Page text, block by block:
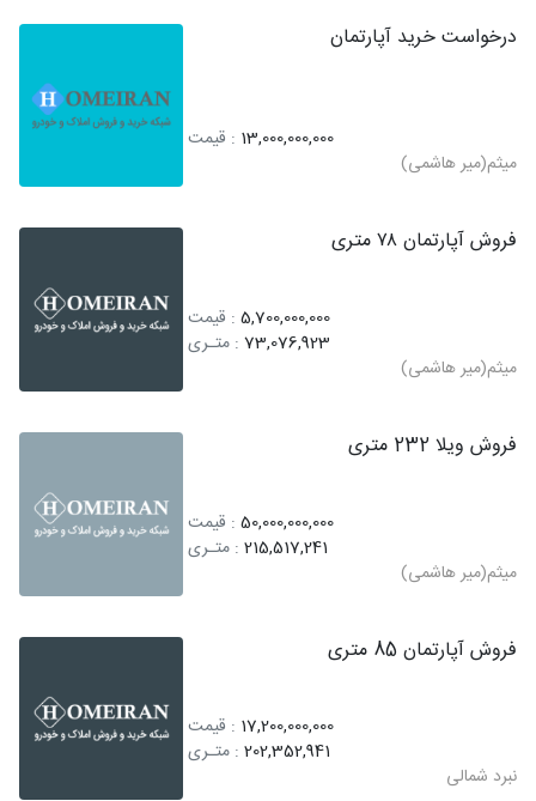
درخواست خرید آپارتمان
13,000,000,000 : قیمت
میثم(میر هاشمی)
فروش آپارتمان ۷۸ متری
5,700,000,000 : قیمت
73,076,923 : متـری
میثم(میر هاشمی)
فروش ویلا 232 متری
50,000,000,000 : قیمت
215,517,241 : متـری
میثم(میر هاشمی)
فروش آپارتمان 85 متری
17,200,000,000 : قیمت
202,352,941 : متـری
نبرد شمالی